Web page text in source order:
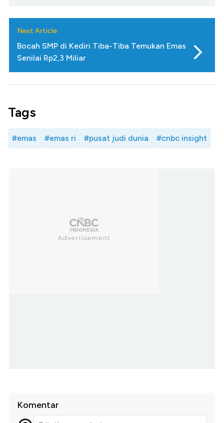
Next Article
Bocah SMP di Kediri Tiba-Tiba Temukan Emas
Senilai Rp2,3 Miliar
Tags
#emas #emas ri #pusat judi dunia #cnbc insight
Komentar